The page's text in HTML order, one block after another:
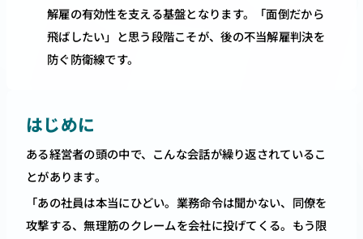
解雇の有効性を支える基盤となります。「面倒だから
飛ばしたい」と思う段階こそが、後の不当解雇判決を
防ぐ防衛線です。
はじめに
ある経営者の頭の中で、こんな会話が繰り返されているこ
とがあります。
「あの社員は本当にひどい。業務命令は聞かない、同僚を
攻撃する、無理筋のクレームを会社に投げてくる。もう限